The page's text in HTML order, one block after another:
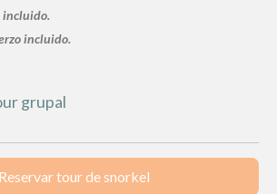
incluido.
incluido.
grupal
Reservar tour de snorkel